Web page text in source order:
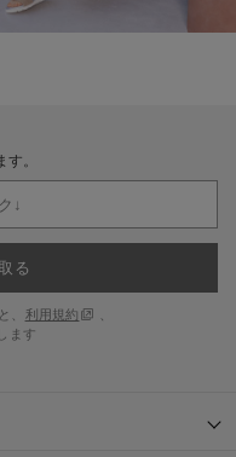
。
る
、 利用規約
ます